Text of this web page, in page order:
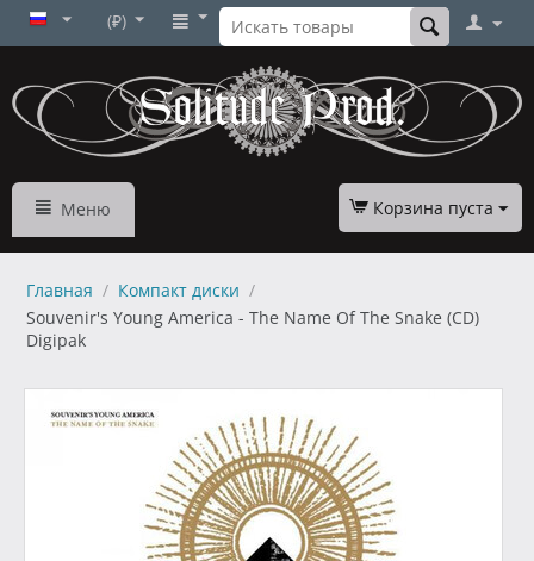
(₽)
Меню Корзина пуста
Главная / Компакт диски /
Souvenir's Young America - The Name Of The Snake (CD)
Digipak